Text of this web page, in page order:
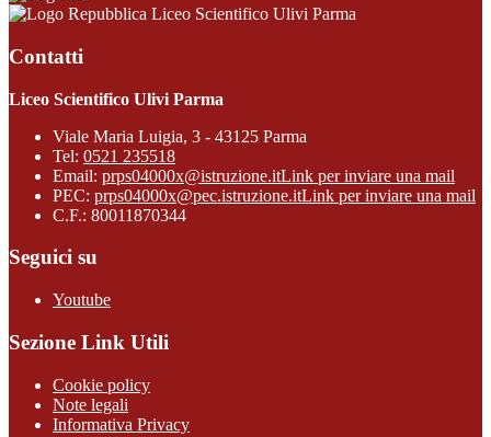
Liceo Scientifico Ulivi Parma
Contatti
Liceo Scientifico Ulivi Parma
Viale Maria Luigia, 3 - 43125 Parma
Tel: 0521 235518
Email: prps04000x@istruzione.itLink per inviare una mail
PEC: prps04000x@pec.istruzione.itLink per inviare una mail
C.F.: 80011870344
Seguici su
Youtube
Sezione Link Utili
Cookie policy
Note legali
Informativa Privacy